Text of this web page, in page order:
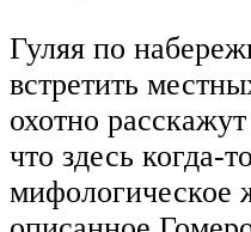
Гуляя по
встретить
охотно
что здесь когда-
мифологическое